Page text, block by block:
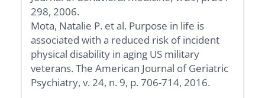
298, 2006.
Mota, Natalie P. et al. Purpose in life is
associated with a reduced risk of incident
physical disability in aging US military
veterans. The American Journal of Geriatric
Psychiatry, v. 24, n. 9, p. 706-714, 2016.